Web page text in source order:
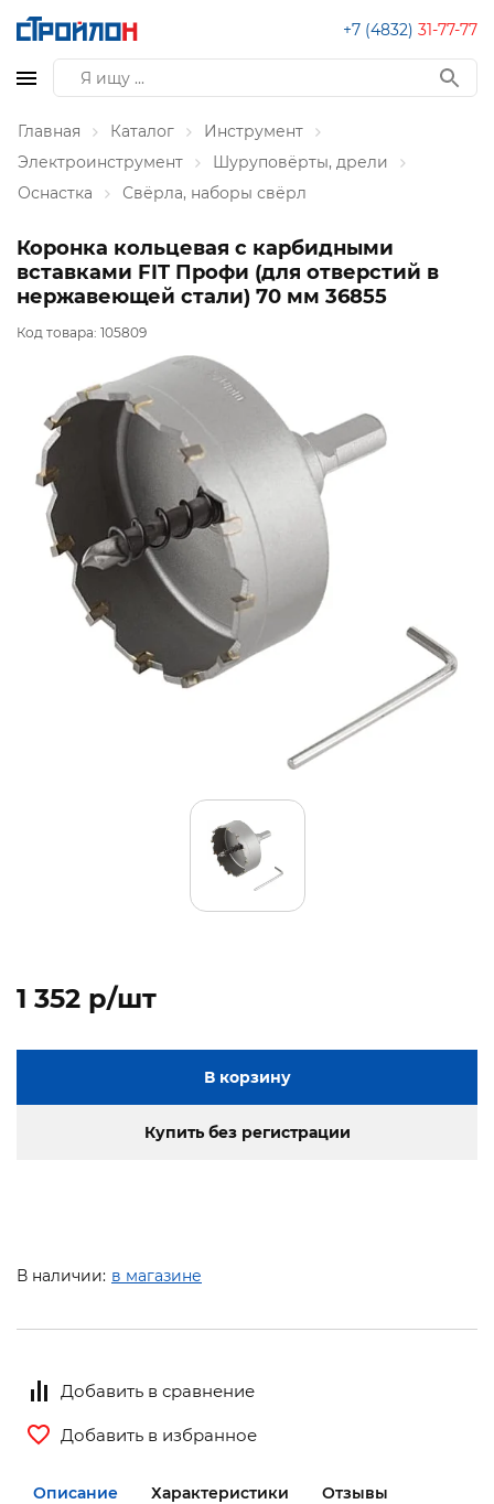
+7 (4832) 31-77-77
Главная Каталог
Инструмент
Электроинструмент
Шуруповёрты, дрели
Оснастка
Свёрла, наборы свёрл
Коронка кольцевая с карбидными
вставками FIT Профи (для отверстий в
нержавеющей стали) 70 мм 36855
Код товара: 105809
1 352 p/шт
В корзину
Купить без регистрации
В наличии: в магазине
Добавить в сравнение
Добавить в избранное
Описание Характеристики Отзывы